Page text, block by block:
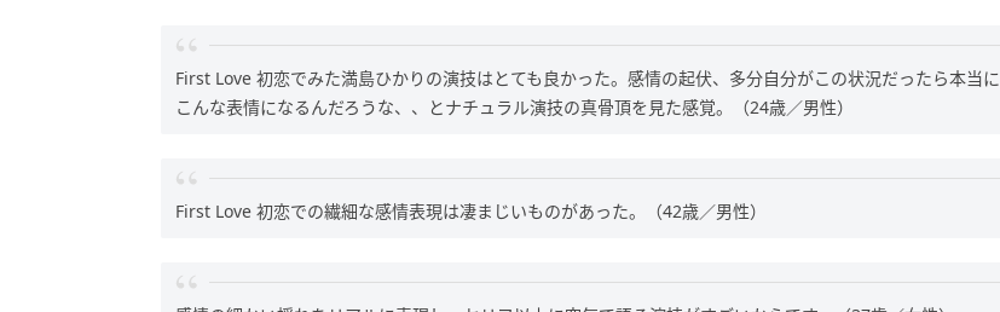
First Love 初恋でみた満島ひかりの演技はとても良かった。感情の起伏、多分自分がこの状況だったら本当に
こんな表情になるんだろうな、、とナチュラル演技の真骨頂を見た感覚。（24歳／男性）
First Love 初恋での繊細な感情表現は凄まじいものがあった。（42歳／男性）